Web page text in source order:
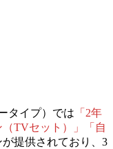
タイプ）では 「2年
TVセット）」「自
提供されており、3